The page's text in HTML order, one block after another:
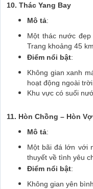
10. Thác Yang Bay
Mô tả:
Một thác nước
Trang khoảng 45 km.
Điểm nổi bật:
Không gian xanh
hoạt động ngoài trời.
Khu vực có suối
11. Hòn Chồng – Hòn Vợ
Mô tả:
Một bãi đá lớn với
thuyết về tình yêu
Điểm nổi bật:
Không gian yên